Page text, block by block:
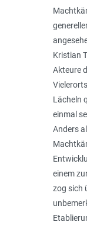
Kristian
Akteure
Lächeln
einmal
Anders
einem
zog sich